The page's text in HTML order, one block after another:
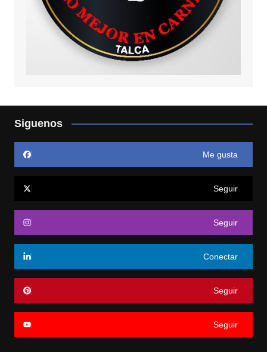
Siguenos
Me gusta
Seguir
Seguir
Conectar
Seguir
Seguir